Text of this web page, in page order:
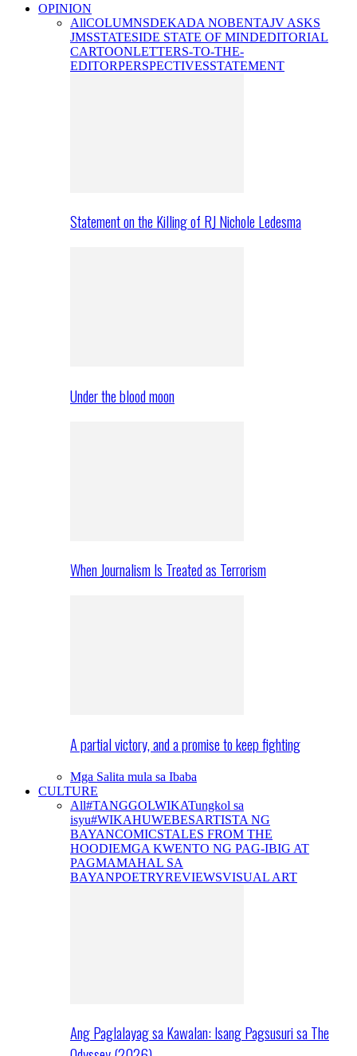
OPINION
AllCOLUMNSDEKADA NOBENTAJV ASKS
JMSSTATESIDE STATE OF MINDEDITORIAL
CARTOONLETTERS-TO-THE-
EDITORPERSPECTIVESSTATEMENT
Statement on the Killing of RJ Nichole Ledesma
Under the blood moon
When Journalism Is Treated as Terrorism
A partial victory, and a promise to keep fighting
Mga Salita mula sa Ibaba
CULTURE
All#TANGGOLWIKATungkol sa
isyu#WIKAHUWEBESARTISTA NG
BAYANCOMICSTALES FROM THE
HOODIEMGA KWENTO NG PAG-IBIG AT
PAGMAMAHAL SA
BAYANPOETRYREVIEWSVISUAL ART
Ang Paglalayag sa Kawalan: Isang Pagsusuri sa The